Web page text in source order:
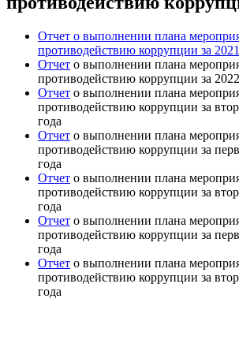
Отчет о выполнении плана
противодействию коррупции за
Отчет о выполнении плана
противодействию коррупции за
Отчет о выполнении плана
противодействию коррупции за
года
Отчет о выполнении плана
противодействию коррупции за
года
Отчет о выполнении плана
противодействию коррупции за
года
Отчет о выполнении плана
противодействию коррупции за
года
Отчет о выполнении плана
противодействию коррупции за
года